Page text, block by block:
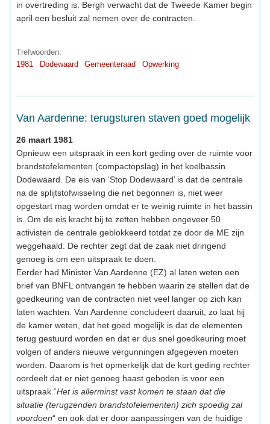
in overtreding is. Bergh verwacht dat de Tweede Kamer begin
april een besluit zal nemen over de contracten.
Trefwoorden:
1981
Dodewaard Gemeenteraad Opwerking
Van Aardenne: terugsturen staven goed mogelijk
26 maart 1981
Opnieuw een uitspraak in een kort geding over de ruimte voor
brandstofelementen (compactopslag) in het koelbassin
Dodewaard. De eis van ‘Stop Dodewaard’ is dat de centrale
na de splijtstofwisseling die net begonnen is, niet weer
opgestart mag worden omdat er te weinig ruimte in het bassin
is. Om de eis kracht bij te zetten hebben ongeveer 50
activisten de centrale geblokkeerd totdat ze door de ME zijn
weggehaald. De rechter zegt dat de zaak niet dringend
genoeg is om een uitspraak te doen.
Eerder had Minister Van Aardenne (EZ) al laten weten een
brief van BNFL ontvangen te hebben waarin ze stellen dat de
goedkeuring van de contracten niet veel langer op zich kan
laten wachten. Van Aardenne concludeert daaruit, zo laat hij
de kamer weten, dat het goed mogelijk is dat de elementen
terug gestuurd worden en dat er dus snel goedkeuring moet
volgen of anders nieuwe vergunningen afgegeven moeten
worden. Daarom is het opmerkelijk dat de kort geding rechter
oordeelt dat er niet genoeg haast geboden is voor een
uitspraak “Het is allerminst vast komen te staan dat die
situatie (terugzenden brandstofelementen) zich spoedig zal
voordoen“ en ook dat er door aanpassingen van de huidige